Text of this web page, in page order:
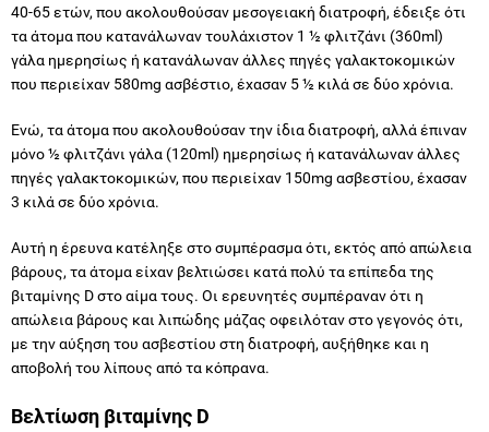
40-65 ετών, που ακολουθούσαν μεσογειακή διατροφή, έδειξε ότι
τα άτομα που κατανάλωναν τουλάχιστον 1 ½ φλιτζάνι (360ml)
γάλα ημερησίως ή κατανάλωναν άλλες πηγές γαλακτοκομικών
που περιείχαν 580mg ασβέστιο, έχασαν 5 ½ κιλά σε δύο χρόνια.
Ενώ, τα άτομα που ακολουθούσαν την ίδια διατροφή, αλλά έπιναν
μόνο ½ φλιτζάνι γάλα (120ml) ημερησίως ή κατανάλωναν άλλες
πηγές γαλακτοκομικών, που περιείχαν 150mg ασβεστίου, έχασαν
3 κιλά σε δύο χρόνια.
Αυτή η έρευνα κατέληξε στο συμπέρασμα ότι, εκτός από απώλεια
βάρους, τα άτομα είχαν βελτιώσει κατά πολύ τα επίπεδα της
βιταμίνης D στο αίμα τους. Οι ερευνητές συμπέραναν ότι η
απώλεια βάρους και λιπώδης μάζας οφειλόταν στο γεγονός ότι,
με την αύξηση του ασβεστίου στη διατροφή, αυξήθηκε και η
αποβολή του λίπους από τα κόπρανα.
Βελτίωση βιταμίνης D